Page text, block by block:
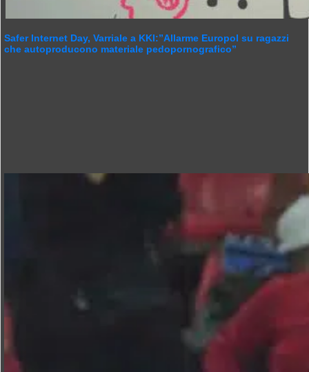
Safer Internet Day, Varriale a KKI:”Allarme Europol su ragazzi
che autoproducono materiale pedopornografico”